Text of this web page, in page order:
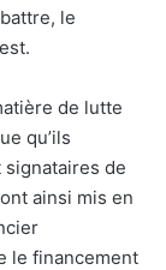
le
de lutte
qu’ils
de
ainsi mis en
le financement